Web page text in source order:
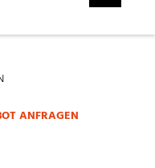
ANFRAGEN